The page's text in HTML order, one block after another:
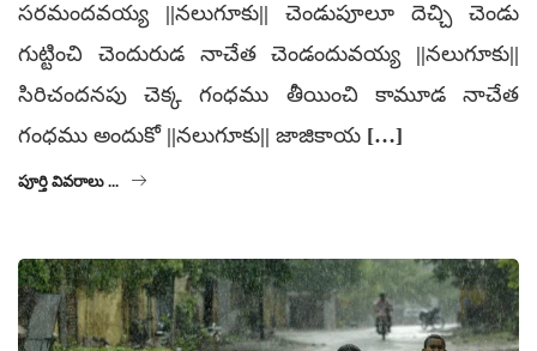
సరమందవయ్య ||నలుగూకు|| చెండుపూలూ దెచ్చి చెండు
గుట్టించి చెందురుడ నాచేత చెండందువయ్య ||నలుగూకు||
సిరిచందనపు చెక్క గంధము తీయించి కామూడ నాచేత
గంధము అందుకో ||నలుగూకు|| జాజికాయ […]
పూర్తి వివరాలు ...